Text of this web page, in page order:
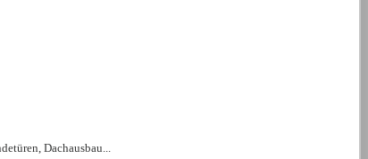
Dachausbau...